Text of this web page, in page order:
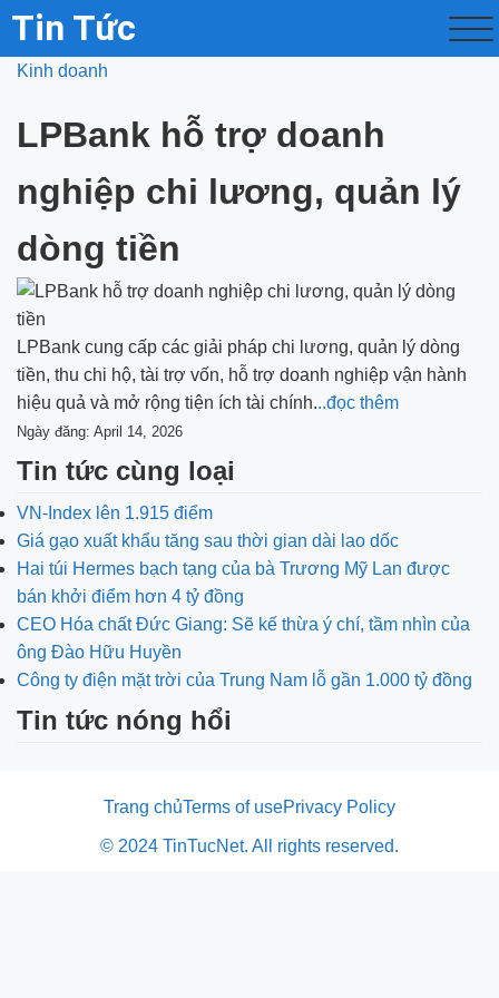
Tin Tức
Kinh doanh
LPBank hỗ trợ doanh
nghiệp chi lương, quản lý
dòng tiền
LPBank cung cấp các giải pháp chi lương, quản lý dòng
tiền, thu chi hộ, tài trợ vốn, hỗ trợ doanh nghiệp vận hành
hiệu quả và mở rộng tiện ích tài chính...đọc thêm
Ngày đăng: April 14, 2026
Tin tức cùng loại
VN-Index lên 1.915 điểm
Giá gạo xuất khẩu tăng sau thời gian dài lao dốc
Hai túi Hermes bạch tạng của bà Trương Mỹ Lan được
bán khởi điểm hơn 4 tỷ đồng
CEO Hóa chất Đức Giang: Sẽ kế thừa ý chí, tầm nhìn của
ông Đào Hữu Huyền
Công ty điện mặt trời của Trung Nam lỗ gần 1.000 tỷ đồng
Tin tức nóng hổi
Trang chủTerms of usePrivacy Policy
© 2024 TinTucNet. All rights reserved.